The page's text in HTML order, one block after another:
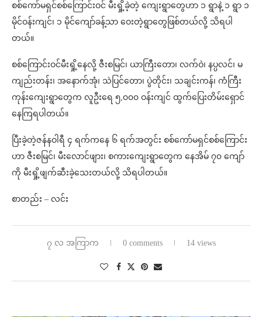
စစ်ကော်မရှင်စစ်ကြောင်းဝင် မီးရှို့ခဲ့တဲ့ ကျေးရွာတွေဟာ ၁ ရွာနဲ့ ၁ ရွာ ၁
မိုင်ဝန်းကျင်၊ ၁ မိုင်ကျော်ခန့်သာ ဝေးတဲ့ရွာတွေဖြစ်တယ်လို့ သိရပါ
တယ်။
စစ်ကြောင်းဝင်မီးရှို့နေလို့ ဇီးစမြင်၊ ယာကြီးတော၊ လက်ဝဲ၊ နပ္ပလင်၊ မ
ကျည်းတန်း၊ အနောက်အုံ၊ သဲပြင်တော၊ ပွဲတိုင်း၊ သချင်းကန်၊ ကံကြီး
ကုန်းကျေးရွာတွေက လူဦးရေ ၅,၀၀၀ ဝန်းကျင် ထွက်ပြေးတိမ်းရှောင်
နေကြရပါတယ်။
ပြီးခဲ့တဲ့ဇန်နဝါရီ ၄ ရက်ကနေ ၆ ရက်အတွင်း စစ်ကော်မရှင်စစ်ကြောင်း
ဟာ ဇီးစမြင်၊ မီးလောင်ဖျား၊ စကားကျေးရွာတွေက နေအိမ် ၇၀ ကျော်
ကို မီးရှို့ဖျက်ဆီးခဲ့သေးတယ်လို့ သိရပါတယ်။
စာတည်း – လင်း
၇ လ အကြာက 0 comments 14 views